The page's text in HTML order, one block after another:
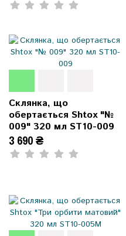
Склянка, що
обертається Shtox "№
009" 320 мл ST10-009
3 690 ₴